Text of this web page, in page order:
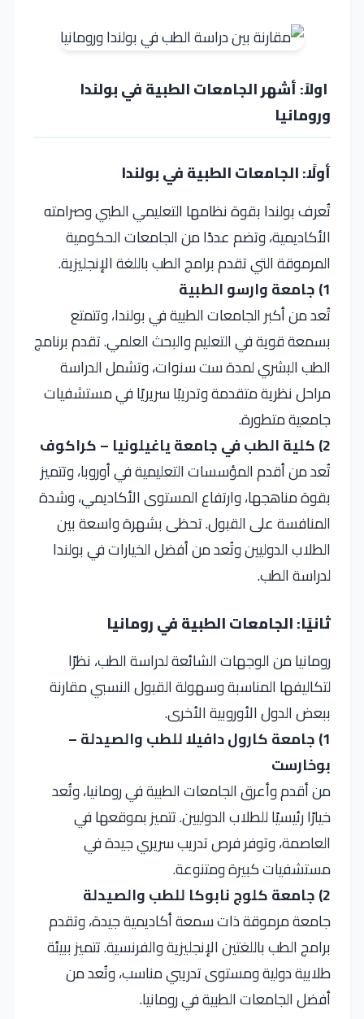
اولاً: أشهر الجامعات الطبية في بولندا
ورومانيا
أولًا: الجامعات الطبية في بولندا
تُعرف بولندا بقوة نظامها التعليمي الطبي وصرامته
الأكاديمية، وتضم عددًا من الجامعات الحكومية
المرموقة التي تقدم برامج الطب باللغة الإنجليزية.
1) جامعة وارسو الطبية
تُعد من أكبر الجامعات الطبية في بولندا، وتتمتع
بسمعة قوية في التعليم والبحث العلمي. تقدم برنامج
الطب البشري لمدة ست سنوات، وتشمل الدراسة
مراحل نظرية متقدمة وتدريبًا سريريًا في مستشفيات
جامعية متطورة.
2) كلية الطب في جامعة ياغيلونيا – كراكوف
تُعد من أقدم المؤسسات التعليمية في أوروبا، وتتميز
بقوة مناهجها، وارتفاع المستوى الأكاديمي، وشدة
المنافسة على القبول. تحظى بشهرة واسعة بين
الطلاب الدوليين وتُعد من أفضل الخيارات في بولندا
لدراسة الطب.
ثانيًا: الجامعات الطبية في رومانيا
رومانيا من الوجهات الشائعة لدراسة الطب، نظرًا
لتكاليفها المناسبة وسهولة القبول النسبي مقارنة
ببعض الدول الأوروبية الأخرى.
1) جامعة كارول دافيلا للطب والصيدلة –
بوخارست
من أقدم وأعرق الجامعات الطبية في رومانيا، وتُعد
خيارًا رئيسيًا للطلاب الدوليين. تتميز بموقعها في
العاصمة، وتوفر فرص تدريب سريري جيدة في
مستشفيات كبيرة ومتنوعة.
2) جامعة كلوج نابوكا للطب والصيدلة
جامعة مرموقة ذات سمعة أكاديمية جيدة، وتقدم
برامج الطب باللغتين الإنجليزية والفرنسية. تتميز ببيئة
طلابية دولية ومستوى تدريبي مناسب، وتُعد من
أفضل الجامعات الطبية في رومانيا.